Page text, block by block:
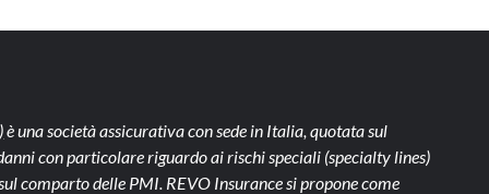
è una società assicurativa con sede in Italia, quotata sul
con particolare riguardo ai rischi speciali (specialty lines)
comparto delle PMI. REVO Insurance si propone come